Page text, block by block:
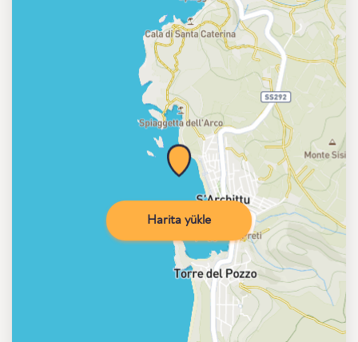
Harita yükle